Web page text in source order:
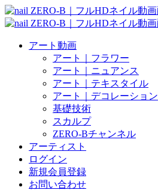
アート動画
アート｜フラワー
アート｜ニュアンス
アート｜テキスタイル
アート｜デコレーション
基礎技術
スカルプ
ZERO-Bチャンネル
アーティスト
ログイン
新規会員登録
お問い合わせ